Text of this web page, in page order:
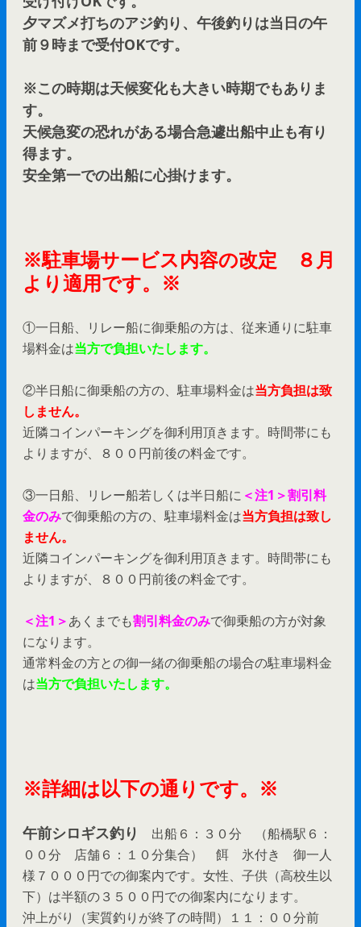
夕マズメ打ちのアジ釣り、午後釣りは当日の午
前９時まで受付OKです。
※この時期は天候変化も大きい時期でもありま
す。
天候急変の恐れがある場合急遽出船中止も有り
得ます。
安全第一での出船に心掛けます。
※駐車場サービス内容の改定 ８月
より適用です。※
①一日船、リレー船に御乗船の方は、従来通りに駐車
場料金は当方で負担いたします。
②半日船に御乗船の方の、駐車場料金は当方負担は致
しません。
近隣コインパーキングを御利用頂きます。時間帯にも
よりますが、８００円前後の料金です。
③一日船、リレー船若しくは半日船に ＜注1＞割引料
金のみで御乗船の方の、駐車場料金は当方負担は致し
ません。
近隣コインパーキングを御利用頂きます。時間帯にも
よりますが、８００円前後の料金です。
＜注1＞あくまでも割引料金のみで御乗船の方が対象
になります。
通常料金の方との御一緒の御乗船の場合の駐車場料金
は当方で負担いたします。
※詳細は以下の通りです。※
午前シロギス釣り
出船６：３０分 （船橋駅６：
００分 店舗６：１０分集合） 餌 氷付き 御一人
様７０００円での御案内です。女性、子供（高校生以
下）は半額の３５００円での御案内になります。
沖上がり（実質釣りが終了の時間）１１：００分前